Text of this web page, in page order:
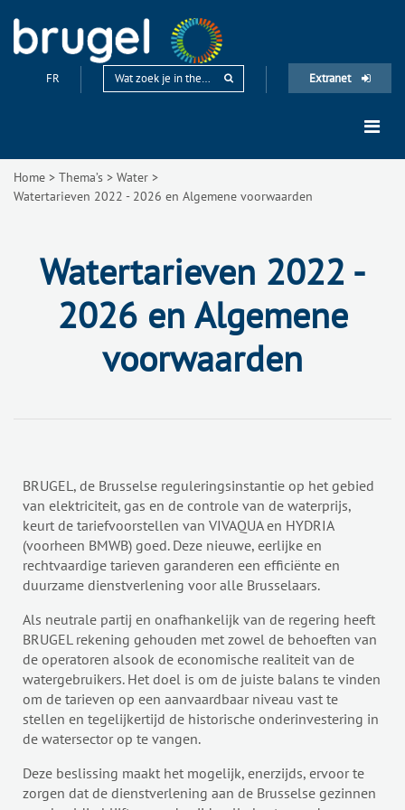
FR Extranet
Home > Thema’s > Water >
Watertarieven 2022 - 2026 en Algemene voorwaarden
Watertarieven 2022 -
2026 en Algemene
voorwaarden
BRUGEL, de Brusselse reguleringsinstantie op het gebied
van elektriciteit, gas en de controle van de waterprijs,
keurt de tariefvoorstellen van VIVAQUA en HYDRIA
(voorheen BMWB) goed. Deze nieuwe, eerlijke en
rechtvaardige tarieven garanderen een efficiënte en
duurzame dienstverlening voor alle Brusselaars.
Als neutrale partij en onafhankelijk van de regering heeft
BRUGEL rekening gehouden met zowel de behoeften van
de operatoren alsook de economische realiteit van de
watergebruikers. Het doel is om de juiste balans te vinden
om de tarieven op een aanvaardbaar niveau vast te
stellen en tegelijkertijd de historische onderinvestering in
de watersector op te vangen.
Deze beslissing maakt het mogelijk, enerzijds, ervoor te
zorgen dat de dienstverlening aan de Brusselse gezinnen